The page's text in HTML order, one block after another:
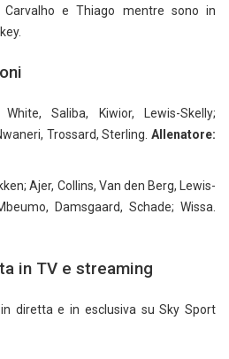
Carvalho e Thiago mentre sono in
Saliba, Kiwior, Lewis-Skelly;
Trossard, Sterling. Allenatore:
Ajer, Collins, Van den Berg, Lewis-
Damsgaard, Schade; Wissa.
in TV e streaming
diretta e in esclusiva su Sky Sport